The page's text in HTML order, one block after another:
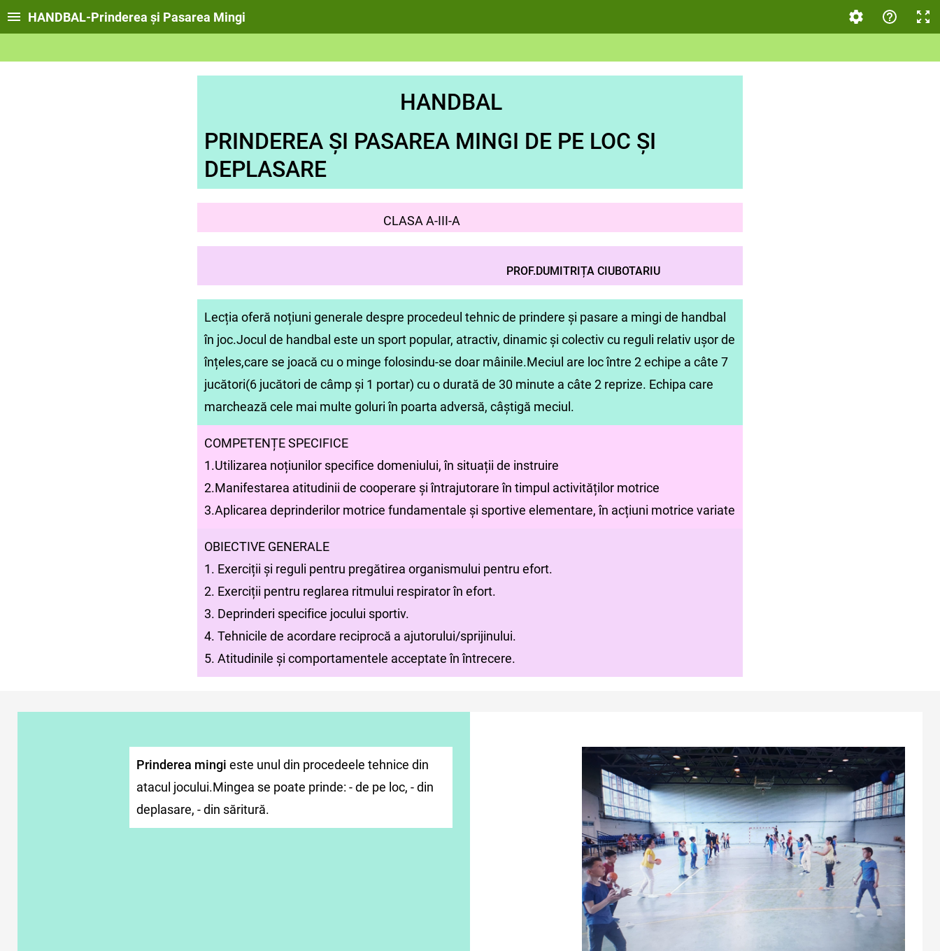
HANDBAL-Prinderea și Pasarea Mingi
HANDBAL
PRINDEREA ȘI PASAREA MINGI DE PE LOC ȘI
DEPLASARE
CLASA A-III-A
PROF.DUMITRIȚA CIUBOTARIU
Lecția oferă noțiuni generale despre procedeul tehnic de prindere și pasare a mingi de handbal
în joc.Jocul de handbal este un sport popular, atractiv, dinamic și colectiv cu reguli relativ ușor de
înțeles,care se joacă cu o minge folosindu-se doar mâinile.Meciul are loc între 2 echipe a câte 7
jucători(6 jucători de câmp și 1 portar) cu o durată de 30 minute a câte 2 reprize. Echipa care
marchează cele mai multe goluri în poarta adversă, câștigă meciul.
COMPETENȚE SPECIFICE
1.Utilizarea noțiunilor specifice domeniului, în situații de instruire
2.Manifestarea atitudinii de cooperare și întrajutorare în timpul activităților motrice
3.Aplicarea deprinderilor motrice fundamentale și sportive elementare, în acțiuni motrice variate
OBIECTIVE GENERALE
1. Exerciții și reguli pentru pregătirea organismului pentru efort.
2. Exerciții pentru reglarea ritmului respirator în efort.
3. Deprinderi specifice jocului sportiv.
4. Tehnicile de acordare reciprocă a ajutorului/sprijinului.
5. Atitudinile și comportamentele acceptate în întrecere.
Prinderea mingi este unul din procedeele tehnice din
atacul jocului.Mingea se poate prinde: - de pe loc, - din
deplasare, - din săritură.